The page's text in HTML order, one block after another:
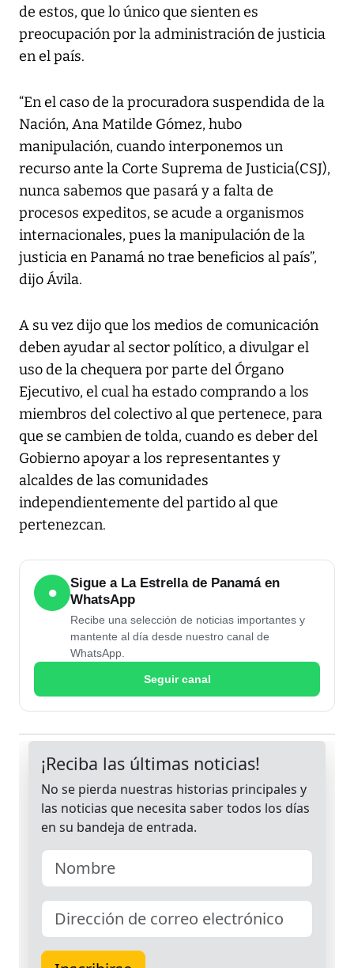
de estos, que lo único que sienten es
preocupación por la administración de justicia
en el país.
“En el caso de la procuradora suspendida de la
Nación, Ana Matilde Gómez, hubo
manipulación, cuando interponemos un
recurso ante la Corte Suprema de Justicia(CSJ),
nunca sabemos que pasará y a falta de
procesos expeditos, se acude a organismos
internacionales, pues la manipulación de la
justicia en Panamá no trae beneficios al país”,
dijo Ávila.
A su vez dijo que los medios de comunicación
deben ayudar al sector político, a divulgar el
uso de la chequera por parte del Órgano
Ejecutivo, el cual ha estado comprando a los
miembros del colectivo al que pertenece, para
que se cambien de tolda, cuando es deber del
Gobierno apoyar a los representantes y
alcaldes de las comunidades
independientemente del partido al que
pertenezcan.
●
Sigue a La Estrella de Panamá en
WhatsApp
Recibe una selección de noticias importantes y
mantente al día desde nuestro canal de
WhatsApp.
Seguir canal